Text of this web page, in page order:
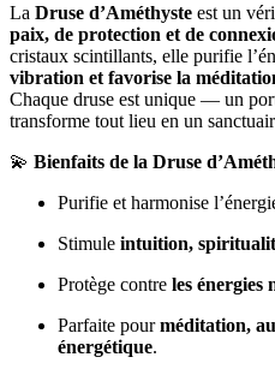
La Druse d’Améthyste est un
paix, de protection et de
cristaux scintillants, elle purifie
vibration et favorise la
Chaque druse est unique — un
transforme tout lieu en un
💫 Bienfaits de la Druse
Purifie et harmonise
Stimule intuition,
Protège contre les énergies
Parfaite pourméditation,
énergétique.